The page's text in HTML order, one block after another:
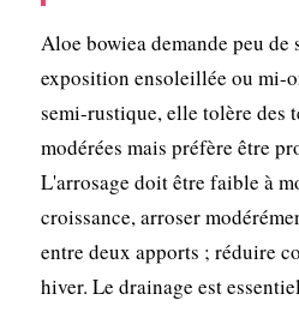
Aloe bowiea demande peu de
exposition ensoleillée ou mi-
semi-rustique, elle tolère des
modérées mais préfère être
L'arrosage doit être faible à
croissance, arroser
entre deux apports ; réduire
hiver. Le drainage est